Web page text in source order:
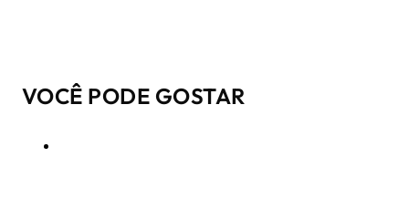
VOCÊ PODE GOSTAR